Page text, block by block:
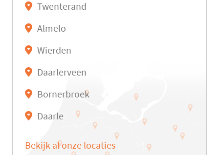
Twenterand
Almelo
Wierden
Daarlerveen
Bornerbroek
Daarle
Bekijk al onze locaties